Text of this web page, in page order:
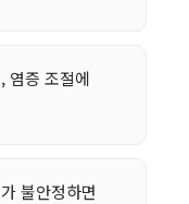
염증 조절에
불안정하면